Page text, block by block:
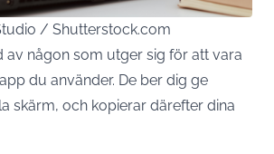
/ Shutterstock.com
av någon som utger sig för att vara
du använder. De ber dig ge
skärm, och kopierar därefter dina